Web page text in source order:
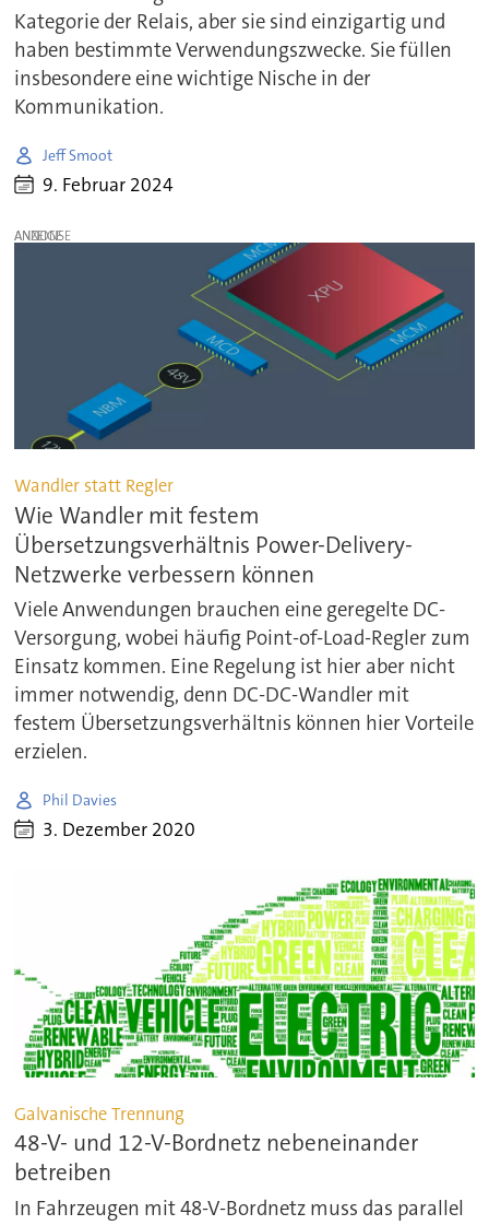
Kategorie der Relais, aber sie sind einzigartig und
haben bestimmte Verwendungszwecke. Sie füllen
insbesondere eine wichtige Nische in der
Kommunikation.
Jeff Smoot
9. Februar 2024
ANZEIGE
Wandler statt Regler
Wie Wandler mit festem
Übersetzungsverhältnis Power-Delivery-
Netzwerke verbessern können
Viele Anwendungen brauchen eine geregelte DC-
Versorgung, wobei häufig Point-of-Load-Regler zum
Einsatz kommen. Eine Regelung ist hier aber nicht
immer notwendig, denn DC-DC-Wandler mit
festem Übersetzungsverhältnis können hier Vorteile
erzielen.
Phil Davies
3. Dezember 2020
Galvanische Trennung
48-V- und 12-V-Bordnetz nebeneinander
betreiben
In Fahrzeugen mit 48-V-Bordnetz muss das parallel